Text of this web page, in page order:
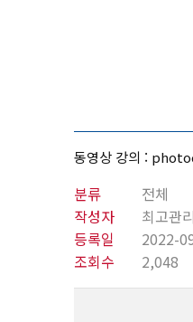
동영상 강의 :
분류
전체
작성자
최고관
등록일
2022-
조회수
2,048